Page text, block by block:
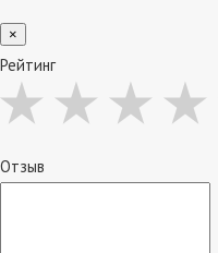
×
Рейтинг
Отзыв